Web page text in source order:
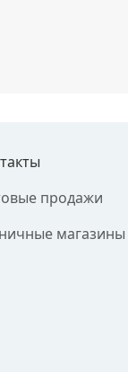
продажи
магазины